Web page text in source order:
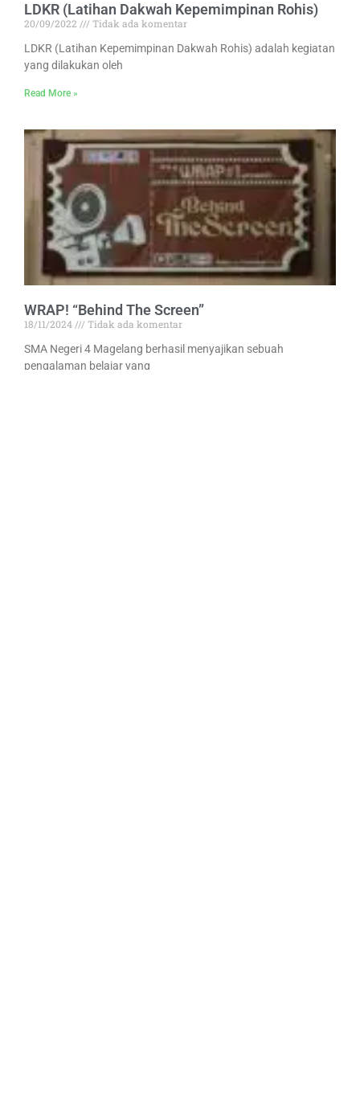
LDKR (Latihan Dakwah Kepemimpinan Rohis)
20/09/2022
Tidak ada komentar
LDKR (Latihan Kepemimpinan Dakwah Rohis) adalah kegiatan
yang dilakukan oleh
Read More »
WRAP! “Behind The Screen”
18/11/2024
Tidak ada komentar
SMA Negeri 4 Magelang berhasil menyajikan sebuah
pengalaman belajar yang